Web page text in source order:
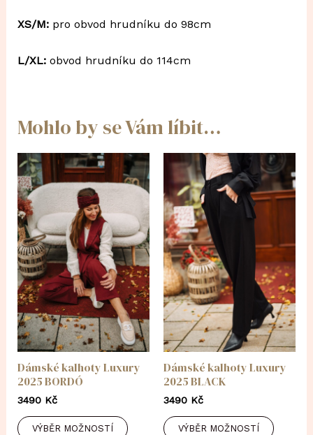
XS/M: pro obvod hrudníku do 98cm
L/XL: obvod hrudníku do 114cm
Mohlo by se Vám líbit…
Dámské kalhoty Luxury
2025 BORDÓ
3490 Kč
VÝBĚR MOŽNOSTÍ
Dámské kalhoty Luxury
2025 BLACK
3490 Kč
VÝBĚR MOŽNOSTÍ